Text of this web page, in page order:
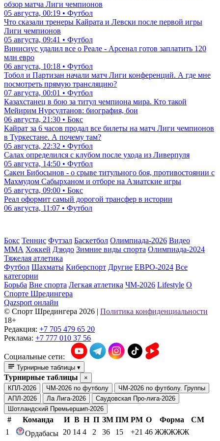
обзор матча Лиги чемпионов
05 августа, 00:19 • Футбол
Что сказали тренеры Кайрата и Левски после первой игры
Лиги чемпионов
05 августа, 09:41 • Футбол
Винисиус удалил все о Реале - Арсенал готов заплатить 120
млн евро
06 августа, 10:18 • Футбол
Тобол и Партизан начали матч Лиги конференций. А где мне
посмотреть прямую трансляцию?
07 августа, 00:01 • Футбол
Казахстанец в бою за титул чемпиона мира. Кто такой
Мейирим Нурсултанов: биография, бои
06 августа, 21:30 • Бокс
Кайрат за 6 часов продал все билеты на матч Лиги чемпионов
в Туркестане. А почему там?
05 августа, 22:32 • Футбол
Салах определился с клубом после ухода из Ливерпуля
05 августа, 14:50 • Футбол
Сакен Бибосынов - о срыве титульного боя, противостоянии с
Махмудом Сабырханом и отборе на Азиатские игры
05 августа, 09:00 • Бокс
Реал оформит самый дорогой трансфер в истории
06 августа, 11:07 • Футбол
Бокс Теннис Футзал Баскетбол Олимпиада-2026 Видео
ММА Хоккей Дзюдо Зимние виды спорта Олимпиада-2024
Тяжелая атлетика
Футбол Шахматы Киберспорт Другие ЕВРО-2024 Все
категории
Борьба Вне спорта Легкая атлетика ЧМ-2026 Lifestyle О
Спорте Шредингера
Qazsport онлайн
© Cпорт Шредингера 2026
Политика конфиденциальности
18+
Редакция: +7 705 479 65 20
Реклама: +7 777 010 37 56
Социальные сети:
Турнирные таблицы ▾
Турнирные таблицы
×
КПЛ-2026
ЧМ-2026 по футболу
ЧМ-2026 по футболу. Группы
АПЛ-2026
Ла Лига-2026
Саудовская Про-лига-2026
Шотландский Премьершип-2026
# Команда И В Н П ЗМ ПМ РМ О Форма
СМ
1
Ордабасы 20 14 4 2 36 15 +21 46 ЖЖЖЖЖ